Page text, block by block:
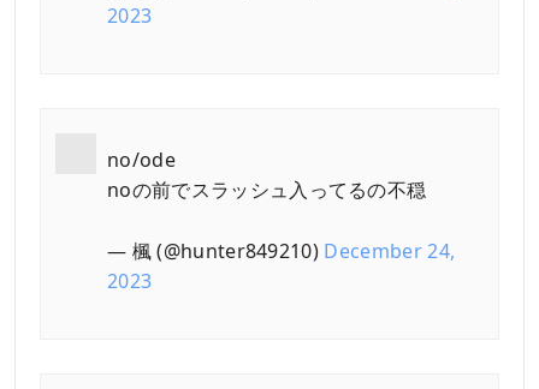
2023
no/ode
noの前でスラッシュ入ってるの不穏
— 楓 (@hunter849210) December 24,
2023